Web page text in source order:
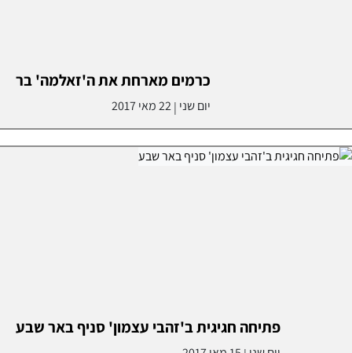
כרמים מארחת את ה'זאלמה' בר
יום שני |22 מאי 2017
פתיחה חגיגית ב'זהבי עצמון' סניף באר שבע